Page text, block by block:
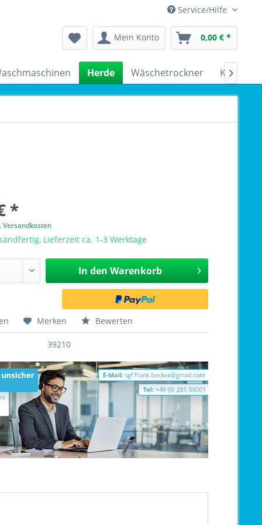
Service/Hilfe
Mein Konto 0,00 € *
Herde Wäschetrockner 
*
Versandkosten
Lieferzeit ca. 1-3 Werktage
In den Warenkorb
Merken Bewerten
39210